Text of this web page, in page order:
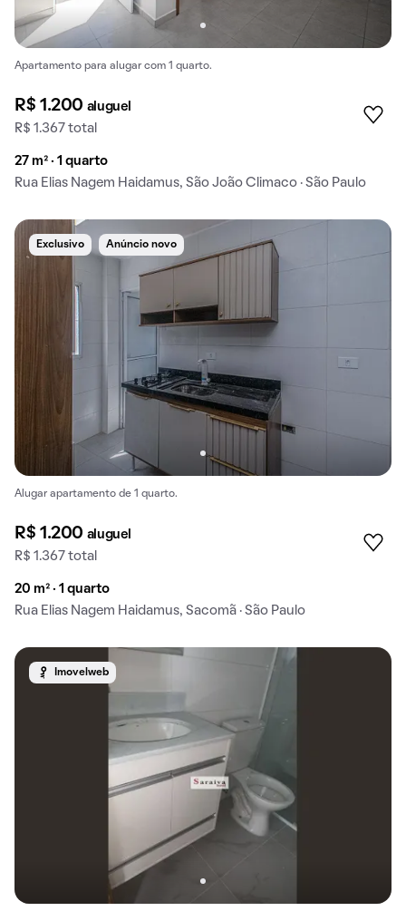
Apartamento para alugar com 1 quarto.
R$ 1.200 aluguel
R$ 1.367 total
27 m² · 1 quarto
Rua Elias Nagem Haidamus, São João Climaco · São Paulo
Exclusivo Anúncio novo
Alugar apartamento de 1 quarto.
R$ 1.200 aluguel
R$ 1.367 total
20 m² · 1 quarto
Rua Elias Nagem Haidamus, Sacomã · São Paulo
Imovelweb